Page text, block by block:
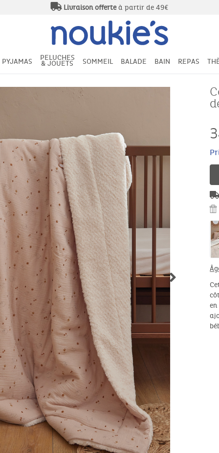
Livraison offerteà partir de 49€
PYJAMAS PELUCHES
& JOUETS SOMMEIL BALADE BAIN REPAS